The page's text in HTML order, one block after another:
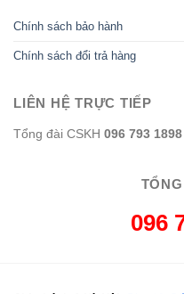
Chính sách bảo hành
Chính sách đổi trả hàng
LIÊN HỆ TRỰC TIẾP
Tổng đài CSKH 096 793 1898
096